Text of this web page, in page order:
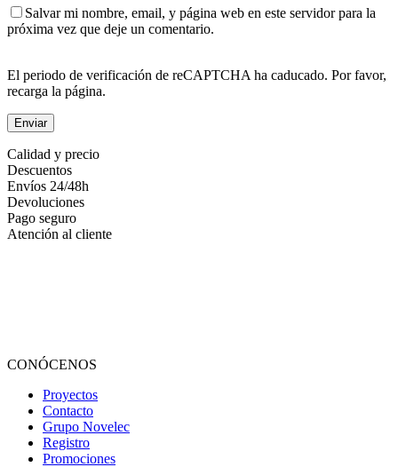
Salvar mi nombre, email, y página web en este servidor para la
próxima vez que deje un comentario.
El periodo de verificación de reCAPTCHA ha caducado. Por favor,
recarga la página.
Calidad y precio
Descuentos
Envíos 24/48h
Devoluciones
Pago seguro
Atención al cliente
CONÓCENOS
Proyectos
Contacto
Grupo Novelec
Registro
Promociones